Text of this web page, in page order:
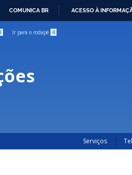
COMUNICA BR ACESSO À
Ir para o rodapé 4
Serviços